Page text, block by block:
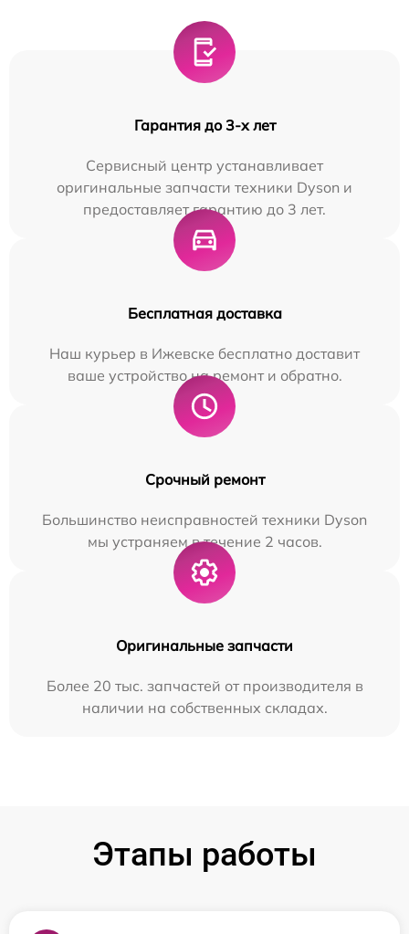
Гарантия до 3-х лет
Сервисный центр устанавливает
оригинальные запчасти техники Dyson и
предоставляет гарантию до 3 лет.
Бесплатная доставка
Наш курьер в Ижевске бесплатно доставит
ваше устройство на ремонт и обратно.
Срочный ремонт
Большинство неисправностей техники Dyson
мы устраняем в течение 2 часов.
Оригинальные запчасти
Более 20 тыс. запчастей от производителя в
наличии на собственных складах.
Этапы работы